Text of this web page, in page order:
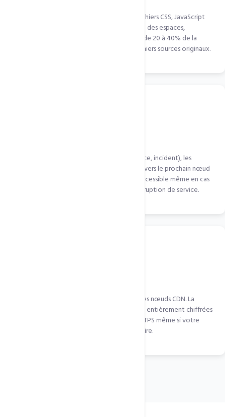
QUIC.cloud minifie automatiquement vos fichiers CSS, JavaScript
et HTML lors de la distribution — suppression des espaces,
commentaires, retours à la ligne. Réduction de 20 à 40% de la
taille des fichiers texte sans modifier vos fichiers sources originaux.
Si un nœud CDN est indisponible (maintenance, incident), les
requêtes sont automatiquement redirigées vers le prochain nœud
disponible le plus proche. Votre site reste accessible même en cas
de panne d'un point de présence. Zéro interruption de service.
QUIC.cloud gère les certificats SSL sur tous ses nœuds CDN. La
connexion visiteur-CDN et CDN-serveur sont entièrement chiffrées
en TLS 1.3. Vos visiteurs voient le cadenas HTTPS même si votre
serveur principal a un problème SSL temporaire.